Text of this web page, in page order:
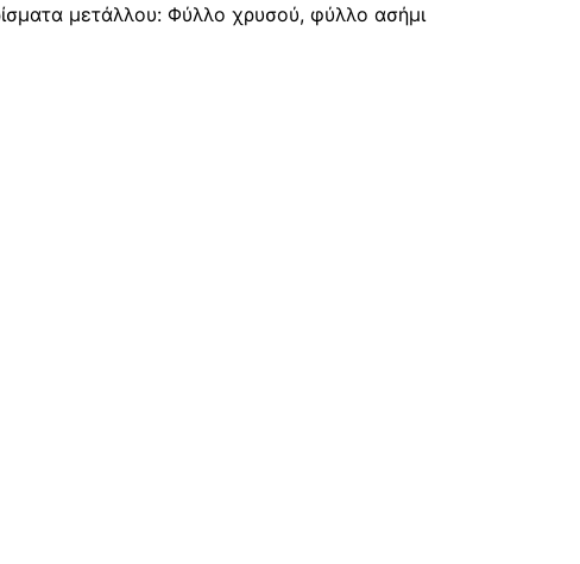
μετάλλου: Φύλλο χρυσού, φύλλο ασήμι